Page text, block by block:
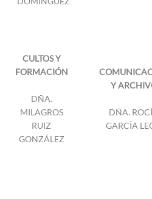
CULTOS Y
FORMACIÓN
DÑA.
MILAGROS
RUIZ
GONZÁLEZ
Y
DÑA.
GARCÍA